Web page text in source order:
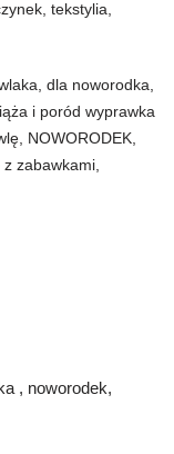
, tekstylia,
, dla noworodka,
i poród wyprawka
, NOWORODEK,
z zabawkami,
, noworodek,